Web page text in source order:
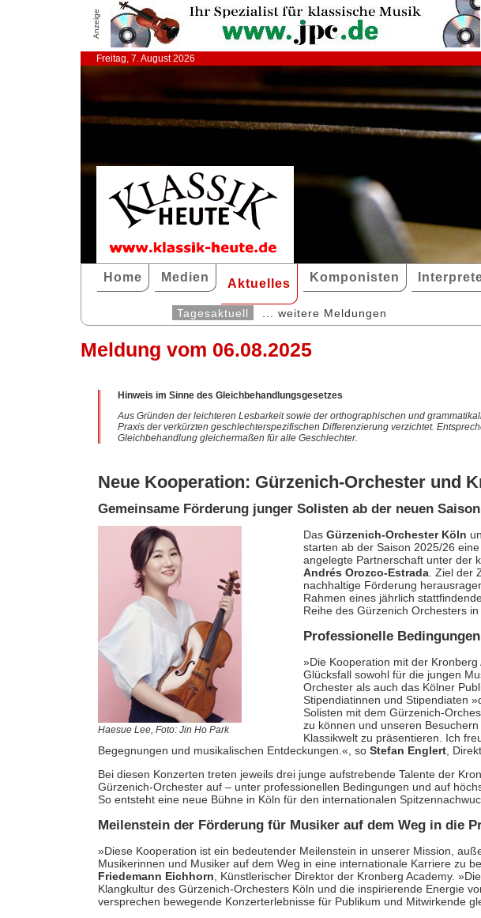
Anzeige
Freitag, 7. August 2026
Home Medien Aktuelles Komponisten
Tagesaktuell ... weitere Meldungen
Meldung vom 06.08.2025
Hinweis im Sinne des Gleichbehandlungsgesetzes
Aus Gründen der leichteren Lesbarkeit sowie der orthographischen und
Praxis der verkürzten geschlechterspezifischen Differenzierung verzichtet.
Gleichbehandlung gleichermaßen für alle Geschlechter.
Neue Kooperation: Gürzenich-Orchester und
Gemeinsame Förderung junger Solisten ab der neuen Saison
Haesue Lee, Foto: Jin Ho Park
Das Gürzenich-Orchester Köln
starten ab der Saison 2025/26
angelegte Partnerschaft unter der
Andrés Orozco-Estrada. Ziel der
nachhaltige Förderung
Rahmen eines jährlich
Reihe des Gürzenich Orchesters
Professionelle
»Die Kooperation mit der
Glücksfall sowohl für die jungen
Orchester als auch das Kölner
Stipendiatinnen und Stipendiaten
Solisten mit dem Gürzenich-
zu können und unseren
Klassikwelt zu präsentieren. Ich
Begegnungen und musikalischen Entdeckungen.«, so Stefan Englert,
Bei diesen Konzerten treten jeweils drei junge aufstrebende Talente der
Gürzenich-Orchester auf – unter professionellen Bedingungen und auf
So entsteht eine neue Bühne in Köln für den internationalen
Meilenstein der Förderung für Musiker auf dem Weg in die
»Diese Kooperation ist ein bedeutender Meilenstein in unserer Mission,
Musikerinnen und Musiker auf dem Weg in eine internationale Karriere zu
Friedemann Eichhorn, Künstlerischer Direktor der Kronberg Academy.
Klangkultur des Gürzenich-Orchesters Köln und die inspirierende Energie
versprechen bewegende Konzerterlebnisse für Publikum und Mitwirkende